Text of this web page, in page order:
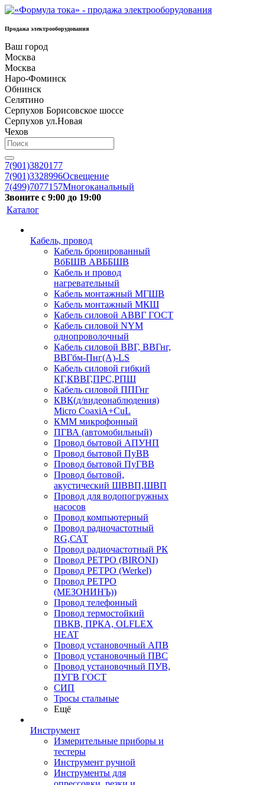
Продажа электрооборудования
Ваш город
Москва
Москва
Наро-Фоминск
Обнинск
Селятино
Серпухов Борисовское шоссе
Серпухов ул.Новая
Чехов
7(901)3820177
7(901)3328996Освещение
7(499)7077157Многоканальный
Звоните с 9:00 до 19:00
Каталог
Кабель, провод
Кабель бронированный
ВбБШВ АВББШВ
Кабель и провод
нагревательный
Кабель монтажный МГШВ
Кабель монтажный МКШ
Кабель силовой АВВГ ГОСТ
Кабель силовой NYM
однопроволочный
Кабель силовой ВВГ, ВВГнг,
ВВГбм-Пнг(А)-LS
Кабель силовой гибкий
КГ,КВВГ,ПРС,РПШ
Кабель силовой ППГнг
КВК(д/видеонаблюдения)
Micro CoaxiA+CuL
КММ микрофонный
ПГВА (автомобильный)
Провод бытовой АПУНП
Провод бытовой ПуВВ
Провод бытовой ПуГВВ
Провод бытовой,
акустический ШВВП,ШВП
Провод для водопогружных
насосов
Провод компьютерный
Провод радиочастотный
RG,САТ
Провод радиочастотный РК
Провод РЕТРО (BIRONI)
Провод РЕТРО (Werkel)
Провод РЕТРО
(МЕЗОНИНЪ))
Провод телефонный
Провод термостойкий
ПВКВ, ПРКА, OLFLEX
HEAT
Провод установочный АПВ
Провод установочный ПВС
Провод установочный ПУВ,
ПУГВ ГОСТ
СИП
Тросы стальные
Ещё
Инструмент
Измерительные приборы и
тестеры
Инструмент ручной
Инструменты для